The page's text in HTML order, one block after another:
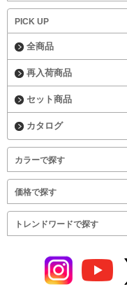
PICK UP
全商品
再入荷商品
セット商品
カタログ
カラーで探す
価格で探す
トレンドワードで探す